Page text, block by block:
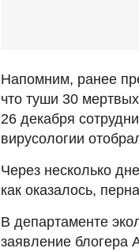
Напомним, ранее
что туши 30
26 декабря
вирусологии
Через несколько
как оказалось,
В департаменте
заявление блогера